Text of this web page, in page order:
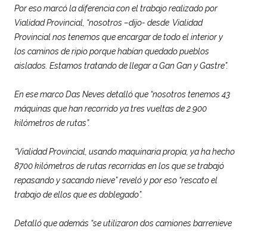
Por eso marcó la diferencia con el trabajo realizado por
VialidadProvincial, “nosotros –dijo- desde Vialidad
Provincial nos tenemos que encargar de todo el interior y
los caminos de ripio porque habían quedado pueblos
aislados. Estamos tratando de llegar a Gan Gan y Gastre”.
En ese marco Das Neves detalló que “nosotros tenemos 43
máquinas que han recorrido ya tres vueltas de 2.900
kilómetros de rutas”.
“VialidadProvincial, usando maquinaria propia, ya ha hecho
8700 kilómetros de rutas recorridas en los que se trabajó
repasando y sacando nieve” reveló y por eso “rescato el
trabajo de ellos que es doblegado”.
Detalló que además “se utilizaron dos camiones barrenieve